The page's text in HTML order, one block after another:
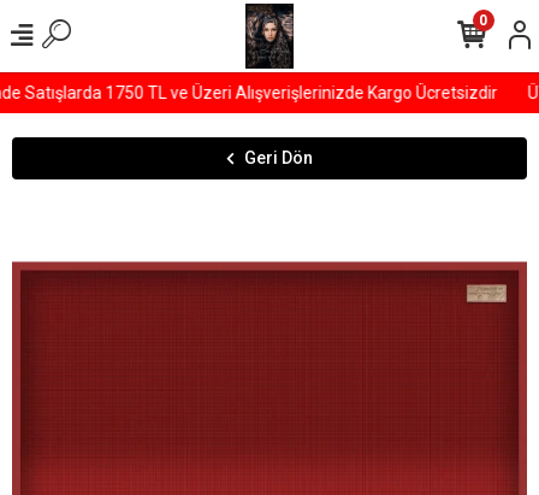
1750 TL ve Üzeri Alışverişlerinizde Kargo Ücretsizdir
0
Geri Dön